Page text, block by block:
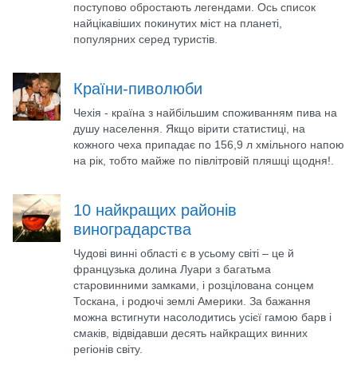
поступово обростають легендами. Ось список
найцікавіших покинутих міст на планеті,
популярних серед туристів.
Країни-пиволюби
Чехія - країна з найбільшим споживанням пива на
душу населення. Якщо вірити статистиці, на
кожного чеха припадає по 156,9 л хмільного напою
на рік, тобто майже по півлітровій пляшці щодня!.
10 найкращих районів
виноградарства
Чудові винні області є в усьому світі – це й
французька долина Луари з багатьма
старовинними замками, і розцілована сонцем
Тоскана, і родючі землі Америки. За бажання
можна встигнути насолодитись усієї гамою барв і
смаків, відвідавши десять найкращих винних
регіонів світу.